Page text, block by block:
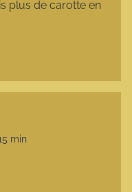
plus de carotte en
min